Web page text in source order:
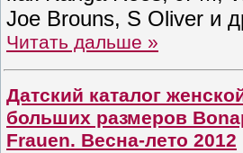
Joe Brouns, S Oliver и
Читать дальше »
Датский каталог
больших размеров
Frauen. Весна-лето 2012